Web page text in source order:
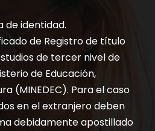
de identidad.
de Registro de título
de tercer nivel de
de Educación,
(MINEDEC). Para el caso
en el extranjero deben
debidamente apostillado